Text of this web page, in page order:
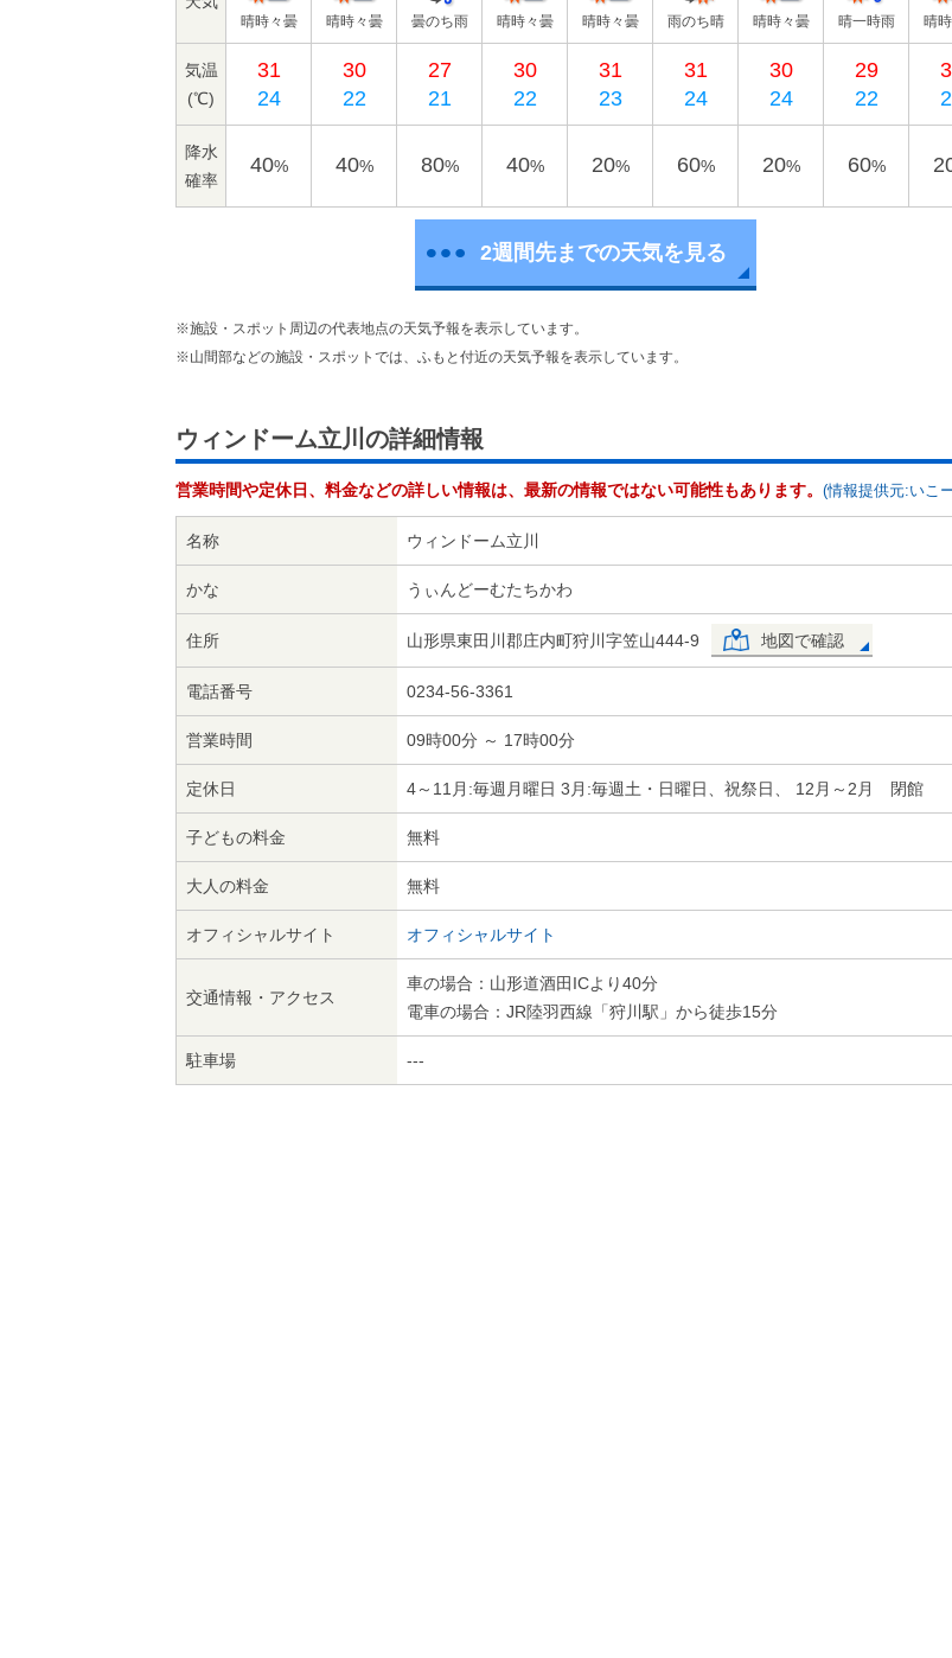
晴時々曇 晴時々曇 曇のち雨 晴時々曇 晴時々曇 雨のち晴 晴時々曇 晴一時雨 晴
気温
(℃)
31
24
30
22
27
21
30
22
31
23
31
24
30
24
29
22
降水
確率
40% 40% 80% 40% 20% 60% 20% 60%
2週間先までの天気を見る
※施設・スポット周辺の代表地点の天気予報を表示しています。
※山間部などの施設・スポットでは、ふもと付近の天気予報を表示しています。
ウィンドーム立川の詳細情報
営業時間や定休日、料金などの詳しい情報は、最新の情報ではない可能性もあります。 (情報提供元:いこ
名称 ウィンドーム立川
かな うぃんどーむたちかわ
住所 山形県東田川郡庄内町狩川字笠山444-9 地図で確認
電話番号 0234-56-3361
営業時間 09時00分 ～ 17時00分
定休日 4～11月:毎週月曜日 3月:毎週土・日曜日、祝祭日、 12月～2月 閉館
子どもの料金 無料
大人の料金 無料
オフィシャルサイト オフィシャルサイト
交通情報・アクセス
車の場合：山形道酒田ICより40分
電車の場合：JR陸羽西線「狩川駅」から徒歩15分
駐車場 ---